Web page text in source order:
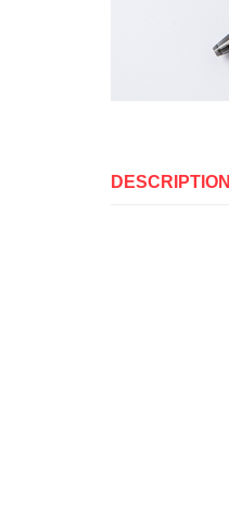
DESCRIPTION